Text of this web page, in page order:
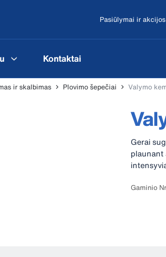
Pasiūlymai ir akcijos
Kontaktai
ir skalbimas Plovimo šepečiai Valymo
Gerai
plaunant
Gaminio